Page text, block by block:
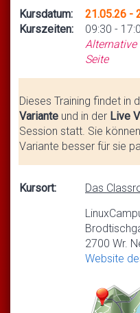
Kursdatum:
Kurszeiten:
21.05.26 -
09:30 -
Alternative
Seite
Dieses Training findet in
Variante und in der Live
Session statt. Sie
Variante besser für sie
Kursort:
Das
2700 Wr.
Website